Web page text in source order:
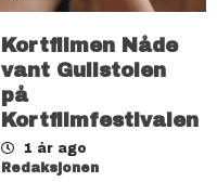
Kortfilmen Nåde
vant Gullstolen
på
Kortfilmfestivalen
1 år ago
Redaksjonen